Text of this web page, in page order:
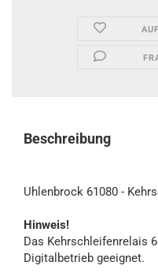
Beschreibung
Uhlenbrock 61080 -
Hinweis!
Das Kehrschleifenrelais
Digitalbetrieb geeignet.